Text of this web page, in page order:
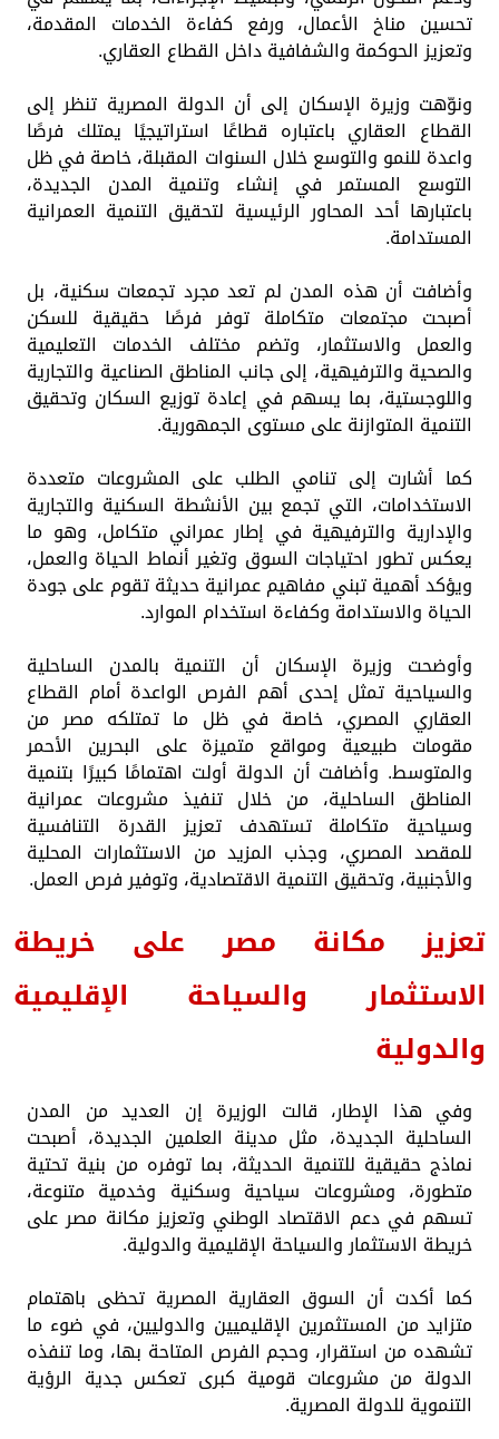
تحسين مناخ الأعمال، ورفع كفاءة الخدمات المقدمة،
وتعزيز الحوكمة والشفافية داخل القطاع العقاري.
ونوّهت وزيرة الإسكان إلى أن الدولة المصرية تنظر إلى
القطاع العقاري باعتباره قطاعًا استراتيجيًا يمتلك فرصًا
واعدة للنمو والتوسع خلال السنوات المقبلة، خاصة في ظل
التوسع المستمر في إنشاء وتنمية المدن الجديدة،
باعتبارها أحد المحاور الرئيسية لتحقيق التنمية العمرانية
المستدامة.
وأضافت أن هذه المدن لم تعد مجرد تجمعات سكنية، بل
أصبحت مجتمعات متكاملة توفر فرصًا حقيقية للسكن
والعمل والاستثمار، وتضم مختلف الخدمات التعليمية
والصحية والترفيهية، إلى جانب المناطق الصناعية والتجارية
واللوجستية، بما يسهم في إعادة توزيع السكان وتحقيق
التنمية المتوازنة على مستوى الجمهورية.
كما أشارت إلى تنامي الطلب على المشروعات متعددة
الاستخدامات، التي تجمع بين الأنشطة السكنية والتجارية
والإدارية والترفيهية في إطار عمراني متكامل، وهو ما
يعكس تطور احتياجات السوق وتغير أنماط الحياة والعمل،
ويؤكد أهمية تبني مفاهيم عمرانية حديثة تقوم على جودة
الحياة والاستدامة وكفاءة استخدام الموارد.
وأوضحت وزيرة الإسكان أن التنمية بالمدن الساحلية
والسياحية تمثل إحدى أهم الفرص الواعدة أمام القطاع
العقاري المصري، خاصة في ظل ما تمتلكه مصر من
مقومات طبيعية ومواقع متميزة على البحرين الأحمر
والمتوسط. وأضافت أن الدولة أولت اهتمامًا كبيرًا بتنمية
المناطق الساحلية، من خلال تنفيذ مشروعات عمرانية
وسياحية متكاملة تستهدف تعزيز القدرة التنافسية
للمقصد المصري، وجذب المزيد من الاستثمارات المحلية
والأجنبية، وتحقيق التنمية الاقتصادية، وتوفير فرص العمل.
تعزيز مكانة مصر على خريطة
الاستثمار والسياحة الإقليمية
والدولية
وفي هذا الإطار، قالت الوزيرة إن العديد من المدن
الساحلية الجديدة، مثل مدينة العلمين الجديدة، أصبحت
نماذج حقيقية للتنمية الحديثة، بما توفره من بنية تحتية
متطورة، ومشروعات سياحية وسكنية وخدمية متنوعة،
تسهم في دعم الاقتصاد الوطني وتعزيز مكانة مصر على
خريطة الاستثمار والسياحة الإقليمية والدولية.
كما أكدت أن السوق العقارية المصرية تحظى باهتمام
متزايد من المستثمرين الإقليميين والدوليين، في ضوء ما
تشهده من استقرار، وحجم الفرص المتاحة بها، وما تنفذه
الدولة من مشروعات قومية كبرى تعكس جدية الرؤية
التنموية للدولة المصرية.